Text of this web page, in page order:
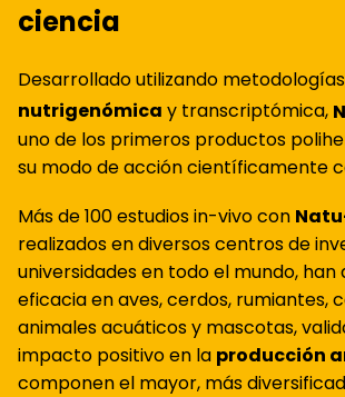
ciencia
Desarrollado utilizando
nutrigenómica y transcriptómica,
uno de los primeros productos
su modo de acción científicamente
Más de 100 estudios in-vivo con
realizados en diversos centros de
universidades en todo el mundo,
eficacia en aves, cerdos, rumiantes,
animales acuáticos y mascotas,
impacto positivo en la producción
componen el mayor, más